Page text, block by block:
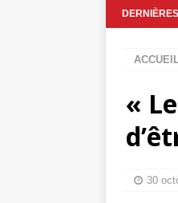
«
30